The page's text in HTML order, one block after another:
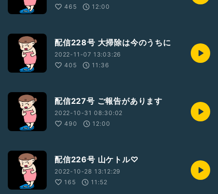
465
12:00
配信228号 大掃除は今のうちに
2022-11-07 13:03:26
405
11:36
配信227号 ご報告があります
2022-10-31 08:30:02
490
12:00
配信226号 山ケトル♡
2022-10-28 13:12:29
165
11:52